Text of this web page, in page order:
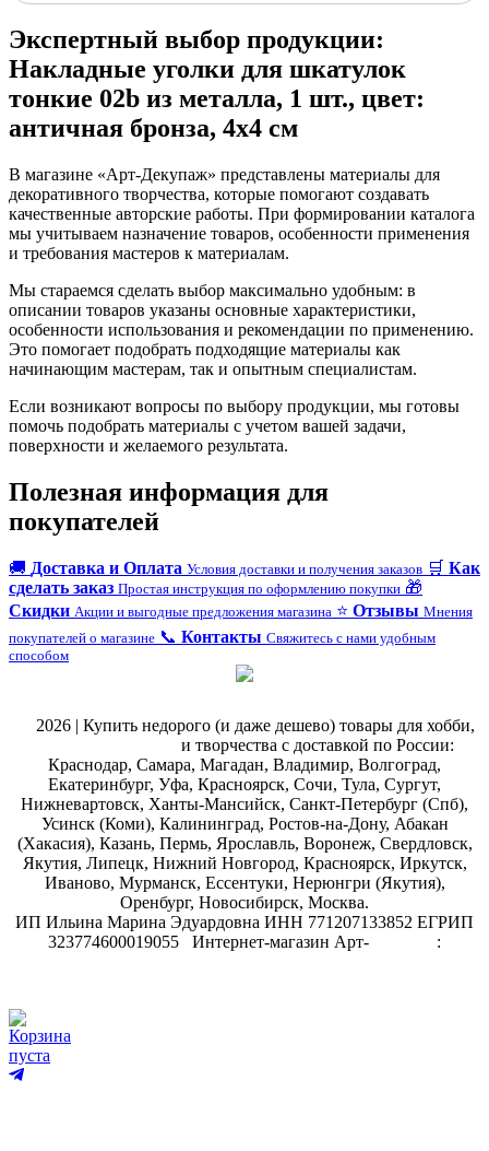
Экспертный выбор продукции:
Накладные уголки для шкатулок
тонкие 02b из металла, 1 шт., цвет:
античная бронза, 4х4 см
В магазине «Арт-Декупаж» представлены материалы для
декоративного творчества, которые помогают создавать
качественные авторские работы. При формировании каталога
мы учитываем назначение товаров, особенности применения
и требования мастеров к материалам.
Мы стараемся сделать выбор максимально удобным: в
описании товаров указаны основные характеристики,
особенности использования и рекомендации по применению.
Это помогает подобрать подходящие материалы как
начинающим мастерам, так и опытным специалистам.
Если возникают вопросы по выбору продукции, мы готовы
помочь подобрать материалы с учетом вашей задачи,
поверхности и желаемого результата.
Полезная информация для
покупателей
🚚 Доставка и Оплата Условия доставки и получения заказов 🛒 Как
сделать заказ Простая инструкция по оформлению покупки 🎁
Скидки Акции и выгодные предложения магазина ⭐ Отзывы Мнения
покупателей о магазине 📞 Контакты Свяжитесь с нами удобным
способом
2026 | Купить недорого (и даже дешево) товары для хобби,
и творчества с доставкой по России:
Краснодар, Самара, Магадан, Владимир, Волгоград,
Екатеринбург, Уфа, Красноярск, Сочи, Тула, Сургут,
Нижневартовск, Ханты-Мансийск, Санкт-Петербург (Спб),
Усинск (Коми), Калининград, Ростов-на-Дону, Абакан
(Хакасия), Казань, Пермь, Ярославль, Воронеж, Свердловск,
Якутия, Липецк, Нижний Новгород, Красноярск, Иркутск,
Иваново, Мурманск, Ессентуки, Нерюнгри (Якутия),
Оренбург, Новосибирск, Москва.
ИП Ильина Марина Эдуардовна ИНН 771207133852 ЕГРИП
323774600019055
Интернет-магазин Арт-
:
Корзина
пуста